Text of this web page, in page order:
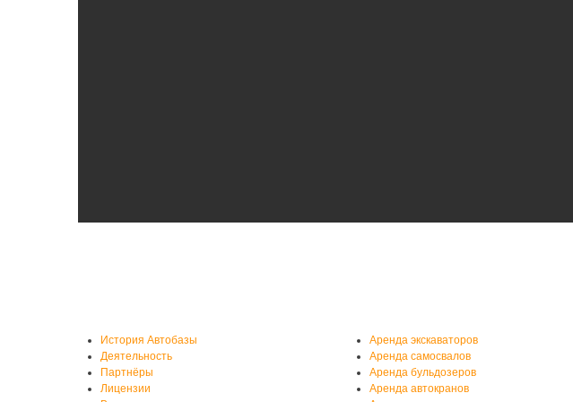
История Автобазы
Деятельность
Партнёры
Лицензии
Аренда экскаваторов
Аренда самосвалов
Аренда бульдозеров
Аренда автокранов